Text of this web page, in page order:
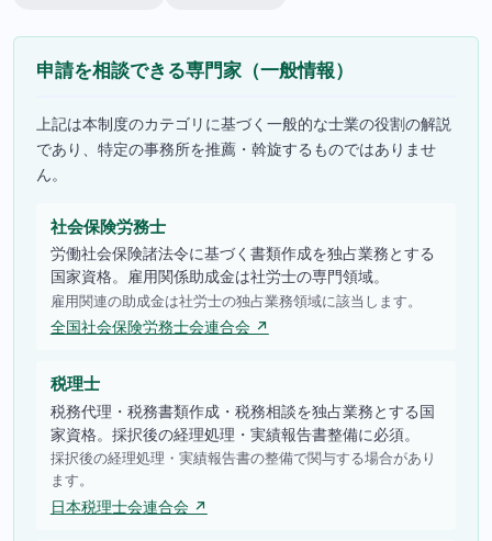
申請を相談できる専門家（一般情報）
上記は本制度のカテゴリに基づく一般的な士業の役割の解説
であり、特定の事務所を推薦・斡旋するものではありませ
ん。
社会保険労務士
労働社会保険諸法令に基づく書類作成を独占業務とする
国家資格。雇用関係助成金は社労士の専門領域。
雇用関連の助成金は社労士の独占業務領域に該当します。
全国社会保険労務士会連合会 ↗
税理士
税務代理・税務書類作成・税務相談を独占業務とする国
家資格。採択後の経理処理・実績報告書整備に必須。
採択後の経理処理・実績報告書の整備で関与する場合があり
ます。
日本税理士会連合会 ↗